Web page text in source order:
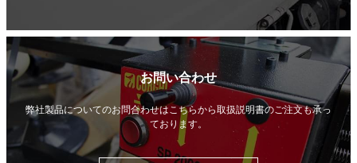
お問い合わせ
弊社製品についてのお問合わせはこちらから取扱説明書のご注文も承っ
ております。